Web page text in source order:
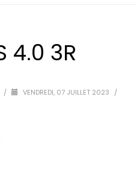
4.0 3R
/ VENDREDI, 07 JUILLET 2023
/